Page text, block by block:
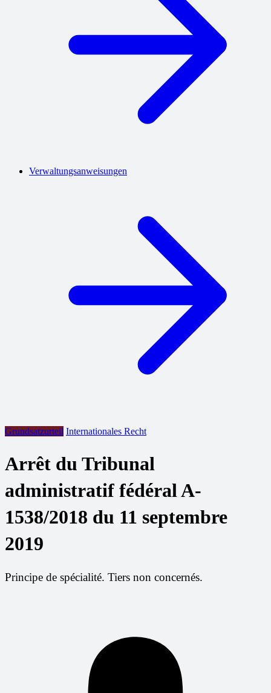
Verwaltungsanweisungen
Grundsatzurteil Internationales Recht
Arrêt du Tribunal
administratif fédéral A-
1538/2018 du 11 septembre
2019
Principe de spécialité. Tiers non concernés.